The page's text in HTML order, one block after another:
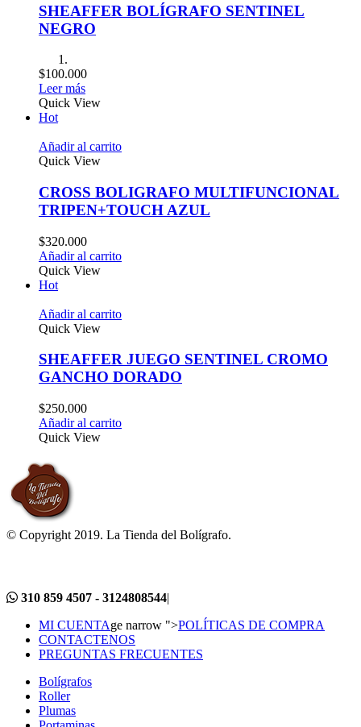
SHEAFFER BOLÍGRAFO SENTINEL
NEGRO
$100.000
Leer más
Quick View
Hot
Añadir al carrito
Quick View
CROSS BOLIGRAFO MULTIFUNCIONAL
TRIPEN+TOUCH AZUL
$320.000
Añadir al carrito
Quick View
Hot
Añadir al carrito
Quick View
SHEAFFER JUEGO SENTINEL CROMO
GANCHO DORADO
$250.000
Añadir al carrito
Quick View
© Copyright 2019. La Tienda del Bolígrafo.
310 859 4507 - 3124808544|
MI CUENTAge narrow ">POLÍTICAS DE COMPRA
CONTACTENOS
PREGUNTAS FRECUENTES
Bolígrafos
Roller
Plumas